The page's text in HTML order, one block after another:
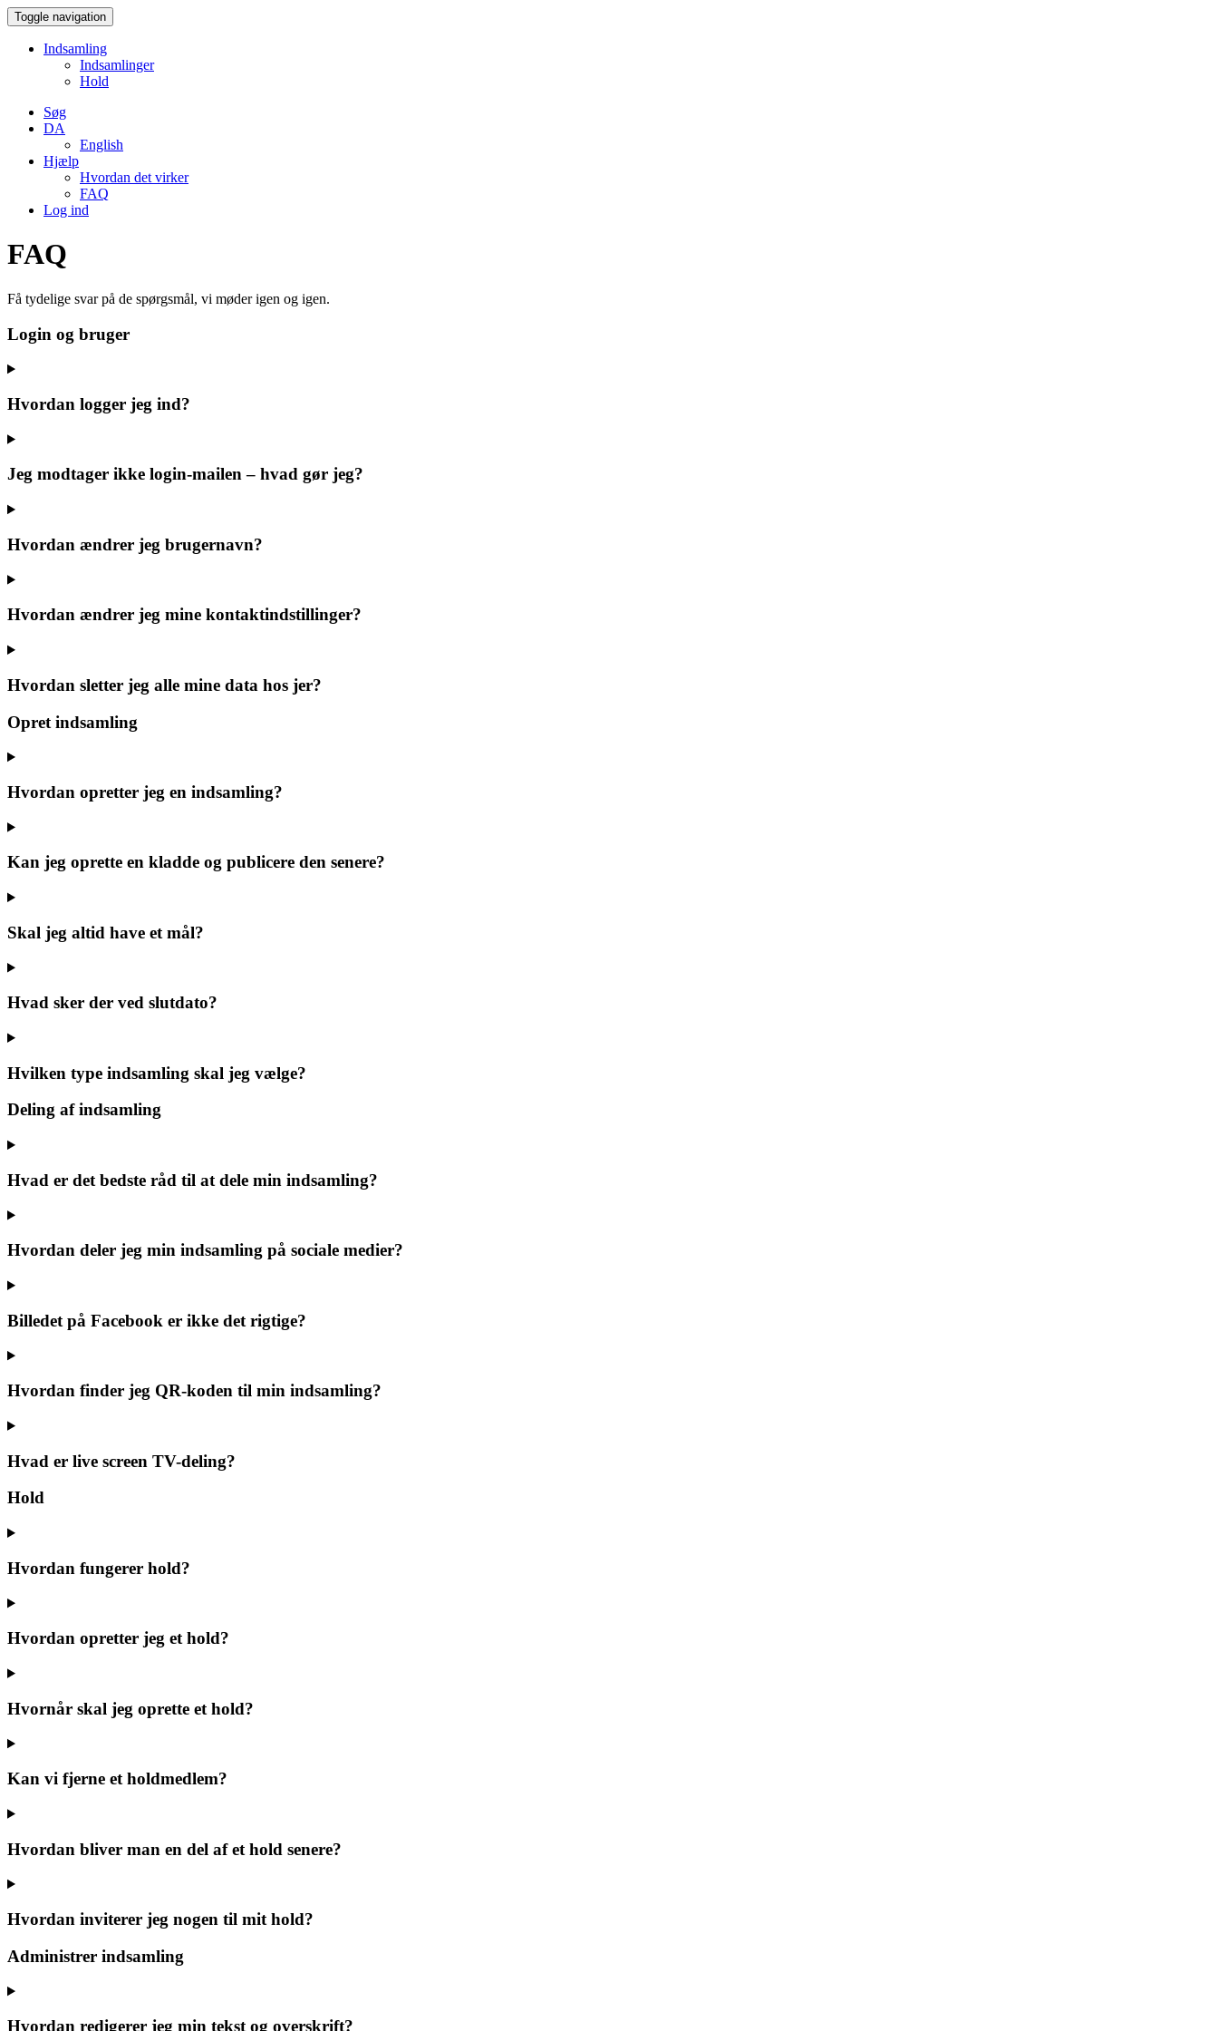
Toggle navigation
Indsamling
Indsamlinger
Hold
Søg
DA
English
Hjælp
Hvordan det virker
FAQ
Log ind
FAQ
Få tydelige svar på de spørgsmål, vi møder igen og igen.
Login og bruger
Hvordan logger jeg ind?
Jeg modtager ikke login-mailen – hvad gør jeg?
Hvordan ændrer jeg brugernavn?
Hvordan ændrer jeg mine kontaktindstillinger?
Hvordan sletter jeg alle mine data hos jer?
Opret indsamling
Hvordan opretter jeg en indsamling?
Kan jeg oprette en kladde og publicere den senere?
Skal jeg altid have et mål?
Hvad sker der ved slutdato?
Hvilken type indsamling skal jeg vælge?
Deling af indsamling
Hvad er det bedste råd til at dele min indsamling?
Hvordan deler jeg min indsamling på sociale medier?
Billedet på Facebook er ikke det rigtige?
Hvordan finder jeg QR-koden til min indsamling?
Hvad er live screen TV-deling?
Hold
Hvordan fungerer hold?
Hvordan opretter jeg et hold?
Hvornår skal jeg oprette et hold?
Kan vi fjerne et holdmedlem?
Hvordan bliver man en del af et hold senere?
Hvordan inviterer jeg nogen til mit hold?
Administrer indsamling
Hvordan redigerer jeg min tekst og overskrift?